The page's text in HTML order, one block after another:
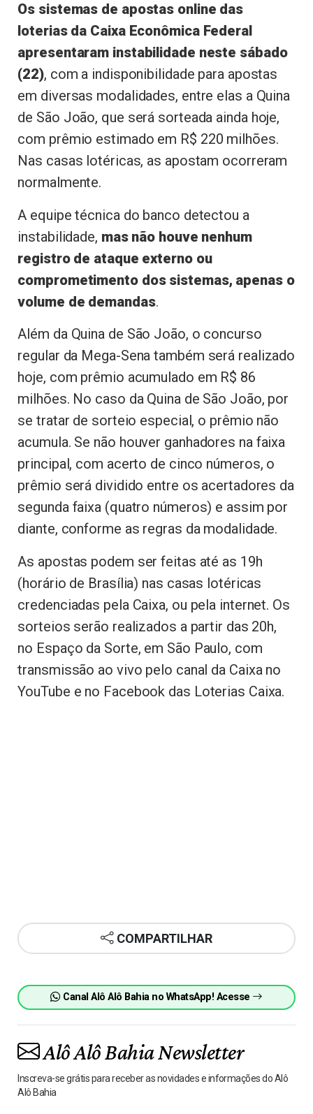
Os sistemas de apostas online das
loterias da Caixa Econômica Federal
apresentaram instabilidade neste sábado
(22), com a indisponibilidade para apostas
em diversas modalidades, entre elas a Quina
de São João, que será sorteada ainda hoje,
com prêmio estimado em R$ 220 milhões.
Nas casas lotéricas, as apostam ocorreram
normalmente.
A equipe técnica do banco detectou a
instabilidade, mas não houve nenhum
registro de ataque externo ou
comprometimento dos sistemas, apenas o
volume de demandas.
Além da Quina de São João, o concurso
regular da Mega-Sena também será realizado
hoje, com prêmio acumulado em R$ 86
milhões. No caso da Quina de São João, por
se tratar de sorteio especial, o prêmio não
acumula. Se não houver ganhadores na faixa
principal, com acerto de cinco números, o
prêmio será dividido entre os acertadores da
segunda faixa (quatro números) e assim por
diante, conforme as regras da modalidade.
As apostas podem ser feitas até as 19h
(horário de Brasília) nas casas lotéricas
credenciadas pela Caixa, ou pela internet. Os
sorteios serão realizados a partir das 20h,
no Espaço da Sorte, em São Paulo, com
transmissão ao vivo pelo canal da Caixa no
YouTube e no Facebook das Loterias Caixa.
COMPARTILHAR
Canal Alô Alô Bahia no WhatsApp! Acesse
Alô Alô Bahia Newsletter
Inscreva-se grátis para receber as novidades e informações do Alô
Alô Bahia